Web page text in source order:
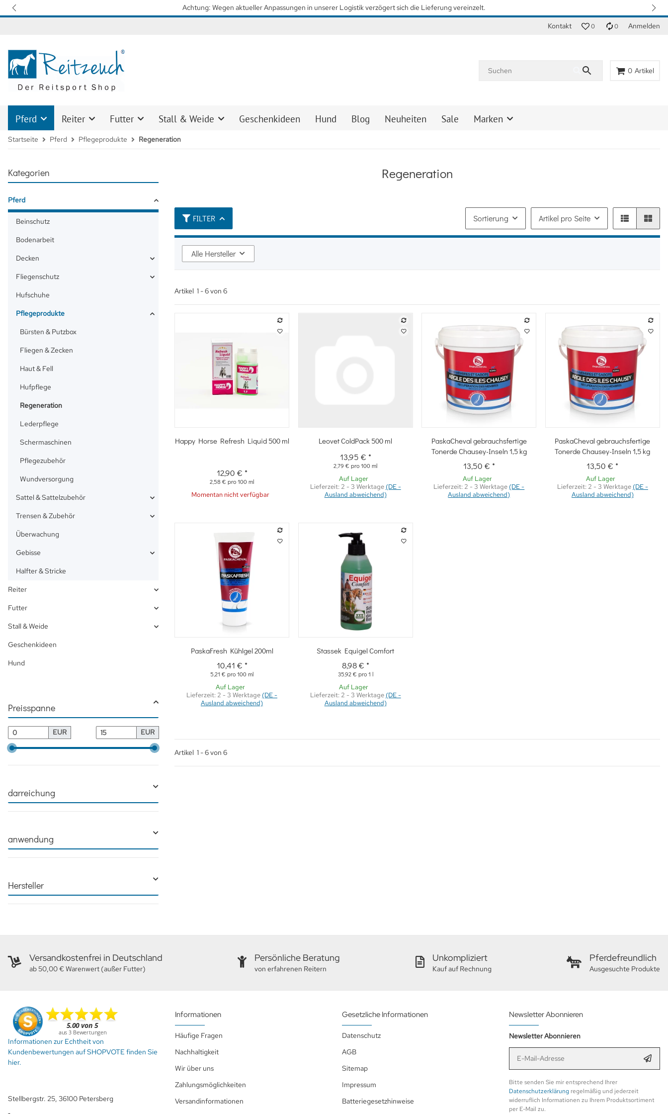
Wir arbeiten mit Hochdruck daran, so schnell wie möglich wieder unsere gewohnten Lieferzeiten zu erreichen. Vielen Dank für Ihr Verständnis.
Kontakt 0 0 Anmelden
0 Artikel
Pferd Reiter Futter Stall & Weide Geschenkideen Hund Blog Neuheiten Sale Marken
Startseite Pferd Pflegeprodukte Regeneration
Regeneration
FILTER Sortierung Artikel pro Seite
Alle Hersteller
Artikel 1 -6von 6
Schnellkauf
Happy Horse Refresh Liquid 500 ml
12,90 € *
2,58 € pro 100 ml
Momentan nicht verfügbar
Schnellkauf
Leovet ColdPack 500 ml
13,95 € *
2,79 € pro 100 ml
Auf Lager
Lieferzeit: 2 - 3 Werktage (DE -
Ausland abweichend)
Schnellkauf
PaskaCheval gebrauchsfertige
Tonerde Chausey-Inseln 1,5 kg
13,50 € *
Auf Lager
Lieferzeit: 2 - 3 Werktage (DE -
Ausland abweichend)
Schnellkauf
PaskaCheval gebrauchsfertige
Tonerde Chausey-Inseln 1,5 kg
13,50 €*
Auf Lager
Lieferzeit: 2 - 3 Werktage (DE -
Ausland abweichend)
Schnellkauf
PaskaFresh Kühlgel 200ml
10,41 € *
5,21 € pro 100 ml
Auf Lager
Lieferzeit: 2 - 3 Werktage (DE -
Ausland abweichend)
Schnellkauf
Stassek Equigel Comfort
8,98 € *
35,92 € pro 1 l
Auf Lager
Lieferzeit: 2 - 3 Werktage (DE -
Ausland abweichend)
Artikel 1 -6von 6
Kategorien
Pferd
Beinschutz
Bodenarbeit
Decken
Fliegenschutz
Hufschuhe
Pflegeprodukte
Bürsten & Putzbox
Fliegen & Zecken
Haut & Fell
Hufpflege
Regeneration
Lederpflege
Schermaschinen
Pflegezubehör
Wundversorgung
Sattel & Sattelzubehör
Trensen & Zubehör
Überwachung
Gebisse
Halfter & Stricke
Reiter
Futter
Stall & Weide
Geschenkideen
Hund
Preisspanne
EUR EUR
darreichung
anwendung
Hersteller
Versandkostenfrei in Deutschland
ab 50,00 € Warenwert (außer Futter)
Persönliche Beratung
von erfahrenen Reitern
Unkompliziert
Kauf auf Rechnung
Pferdefreundlich
Ausgesuchte Produkte
Informationen zur Echtheit von
Kundenbewertungen auf SHOPVOTE finden Sie
hier.
Stellbergstr. 25, 36100 Petersberg
Informationen
Häufige Fragen
Nachhaltigkeit
Wir über uns
Zahlungsmöglichkeiten
Versandinformationen
Gesetzliche Informationen
Datenschutz
AGB
Sitemap
Impressum
Batteriegesetzhinweise
Newsletter Abonnieren
Newsletter Abonnieren
Bitte senden Sie mir entsprechend Ihrer
Datenschutzerklärung regelmäßig und jederzeit
widerruflich Informationen zu Ihrem Produktsortiment
per E-Mail zu.